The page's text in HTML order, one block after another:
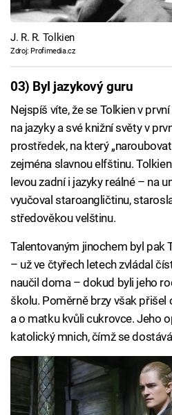
J. R. R. Tolkien
Zdroj: Profimedia.cz
03) Byl jazykový guru
Nejspíš víte, že se Tolkien v
na jazyky a své knižní světy v
prostředek, na který
zejména slavnou elfštinu.
levou zadní i jazyky reálné – na
vyučoval staroangličtinu,
středověkou velštinu.
Talentovaným jinochem byl pak
– už ve čtyřech letech zvládal
naučil doma – dokud byli jeho
školu. Poměrně brzy však přišel
a o matku kvůli cukrovce. Jeho
katolický mnich, čímž se